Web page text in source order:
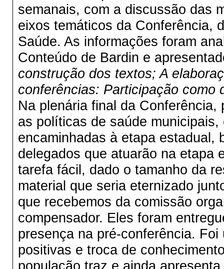
semanais, com a discussão das
eixos temáticos da Conferência,
Saúde. As informações foram
Conteúdo de Bardin e
construção dos textos; A
conferências: Participação como
Na plenária final da
as políticas de saúde
encaminhadas à etapa estadual,
delegados que atuarão na etapa
tarefa fácil, dado o tamanho da
material que seria eternizado
que recebemos da comissão
compensador. Eles foram
presença na pré-conferência.
positivas e troca de
população traz e ainda